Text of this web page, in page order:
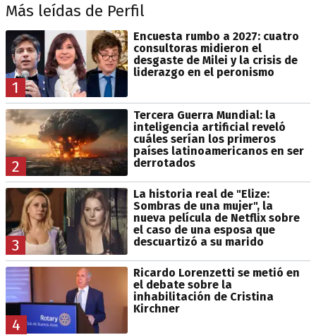
Más leídas de Perfil
1
Encuesta rumbo a 2027: cuatro
consultoras midieron el
desgaste de Milei y la crisis de
liderazgo en el peronismo
2
Tercera Guerra Mundial: la
inteligencia artificial reveló
cuáles serían los primeros
países latinoamericanos en ser
derrotados
3
La historia real de "Elize:
Sombras de una mujer", la
nueva película de Netflix sobre
el caso de una esposa que
descuartizó a su marido
4
Ricardo Lorenzetti se metió en
el debate sobre la
inhabilitación de Cristina
Kirchner